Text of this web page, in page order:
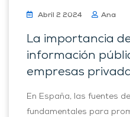
Abril 2 2024 Ana
La importancia
información
empresas
En España, las fuentes
fundamentales para